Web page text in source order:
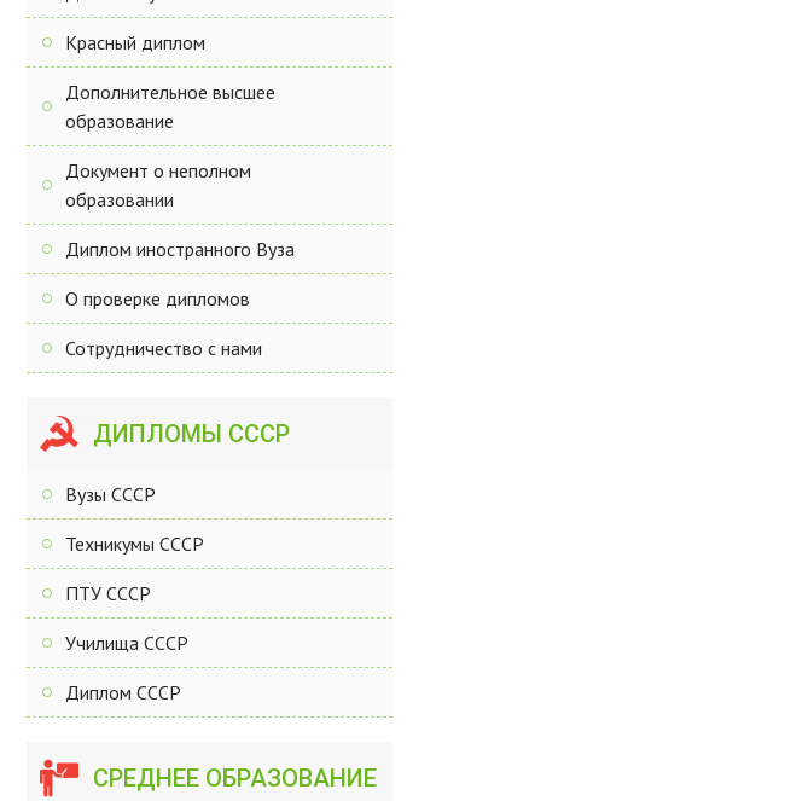
Красный диплом
Дополнительное высшее
образование
Документ о неполном
образовании
Диплом иностранного Вуза
О проверке дипломов
Сотрудничество с нами
ДИПЛОМЫ СССР
Вузы СССР
Техникумы СССР
ПТУ СССР
Училища СССР
Диплом СССР
СРЕДНЕЕ ОБРАЗОВАНИЕ